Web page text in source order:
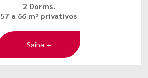
2 Dorms.
57 a 66 m² privativos
Saiba +